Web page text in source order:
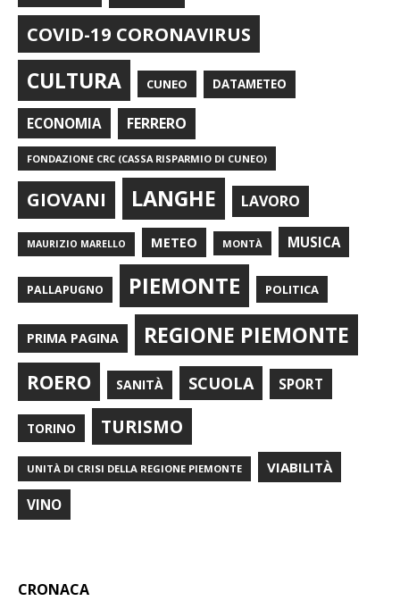
COVID-19 CORONAVIRUS
CULTURA CUNEO DATAMETEO
ECONOMIA FERRERO
FONDAZIONE CRC (CASSA RISPARMIO DI CUNEO)
GIOVANI LANGHE LAVORO
MAURIZIO MARELLO METEO MONTÀ MUSICA
PALLAPUGNO PIEMONTE POLITICA
PRIMA PAGINA REGIONE PIEMONTE
ROERO SANITÀ SCUOLA SPORT
TORINO TURISMO
UNITÀ DI CRISI DELLA REGIONE PIEMONTE VIABILITÀ
VINO
CRONACA